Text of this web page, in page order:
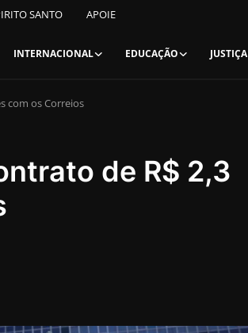
SANTO APOIE
INTERNACIONAL EDUCAÇÃO JUSTIÇA
com os Correios
de R$ 2,3